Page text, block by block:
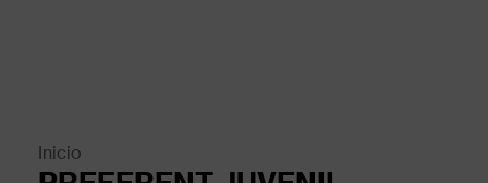
Inicio